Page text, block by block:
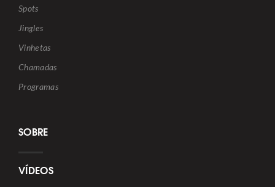
Spots
Jingles
Vinhetas
Chamadas
Programas
SOBRE
VÍDEOS